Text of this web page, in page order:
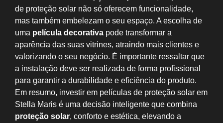
de proteção solar não só oferecem funcionalidade,
mas também embelezam o seu espaço. A escolha de
uma película decorativa pode transformar a
aparência das suas vitrines, atraindo mais clientes e
valorizando o seu negócio. É importante ressaltar que
a instalação deve ser realizada de forma profissional
para garantir a durabilidade e eficiência do produto.
Em resumo, investir em películas de proteção solar em
Stella Maris é uma decisão inteligente que combina
proteção solar, conforto e estética, elevando a